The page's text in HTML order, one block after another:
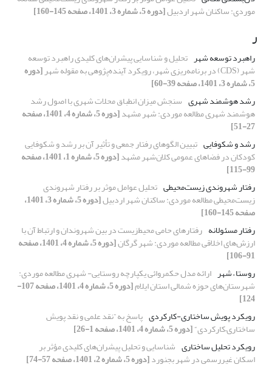
موردی: ساکنان شهر اردبیل[دوره 5، شماره 3، 1401، صفحه 145-160]
ر
راهبرد توسعه شهر تحلیل و شناسایی پیشران‌های کلیدی راهبرد توسعه
شهر (CDS) در برنامه‌ریزی شهر، رویکرد آینده‌پژوهی به مقوله شهر [دوره
5، شماره 3، 1401، صفحه 39-60]
رشد هوشمند شهری سنجش میزان انطباق محلات شهری با اصول رشد
هوشمند شهری مطالعه موردی: شهر مشهد [دوره 5، شماره 4، 1401، صفحه
27-51]
رشد و شکوفایی تبیین الگوهای رفتار جمعی و تأثیر آن بر رشد و شکوفایی
کودکان در فضاهای عمومی کلان‌شهر مشهد [دوره 5، شماره 1، 1401، صفحه
99-115]
رفتار شهروندی زیست‌محیطی تحلیل عوامل موثر بر رفتار شهروندی
زیست‌محیطی مطالعه موردی: ساکنان شهر اردبیل [دوره 5، شماره 3، 1401،
صفحه 145-160]
رفتار مسئولانه رفتارهای حامی محیط‌زیست در بین شهروندان و ارتباط آن با
ارزش‌های اخلاقی مطالعه موردی: شهر گرگان [دوره 5، شماره 4، 1401، صفحه
91-106]
روستا – شهر ارائه مدل حکمروائی یکپارچه روستایی- شهری مطالعه موردی:
شهرستان‌های حوزه شمالی استان ایلام [دوره 5، شماره 4، 1401، صفحه 107-
124]
رویکرد پویش ساختاری-کارکردی پاسخ به ”نقد علمی و نقد پویش
ساختاری–کارکردی“[دوره 5، شماره 4، 1401، صفحه 1-26]
رویکرد تحلیل ساختاری شناسایی و تحلیل پیشران‌های کلیدی مؤثر بر
اسکان غیررسمی در شهر بجنورد[دوره 5، شماره 2، 1401، صفحه 57-74]